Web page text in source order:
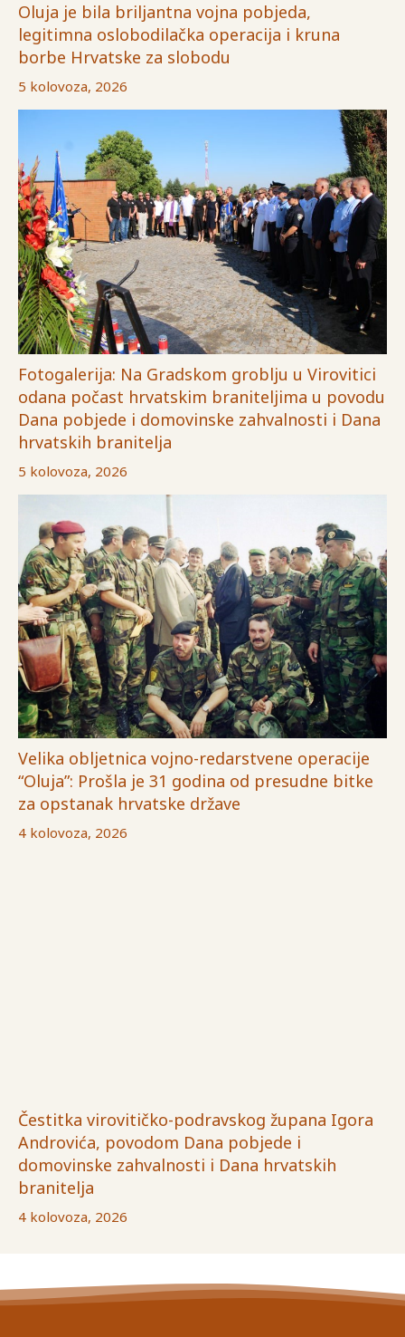
Oluja je bila briljantna vojna pobjeda,
legitimna oslobodilačka operacija i kruna
borbe Hrvatske za slobodu
5 kolovoza, 2026
Fotogalerija: Na Gradskom groblju u Virovitici
odana počast hrvatskim braniteljima u povodu
Dana pobjede i domovinske zahvalnosti i Dana
hrvatskih branitelja
5 kolovoza, 2026
Velika obljetnica vojno-redarstvene operacije
“Oluja”: Prošla je 31 godina od presudne bitke
za opstanak hrvatske države
4 kolovoza, 2026
Čestitka virovitičko-podravskog župana Igora
Androvića, povodom Dana pobjede i
domovinske zahvalnosti i Dana hrvatskih
branitelja
4 kolovoza, 2026